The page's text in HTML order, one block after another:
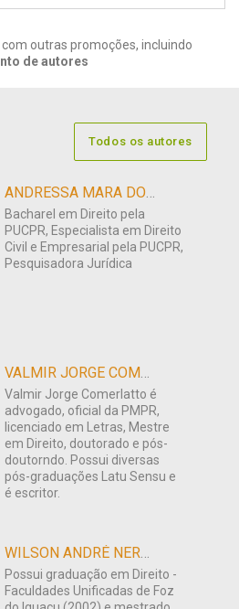
outras promoções, incluindo
de autores
Todos os autores
ANDRESSA MARA DOS SANTOS MILANI
Bacharel em Direito pela
PUCPR, Especialista em Direito
Civil e Empresarial pela PUCPR,
Pesquisadora Jurídica
VALMIR JORGE COMERLATTO
Valmir Jorge Comerlatto é
advogado, oficial da PMPR,
licenciado em Letras, Mestre
em Direito, doutorado e pós-
doutorndo. Possui diversas
pós-graduações Latu Sensu e
é escritor.
WILSON ANDRÉ NERES
Possui graduação em Direito -
Faculdades Unificadas de Foz